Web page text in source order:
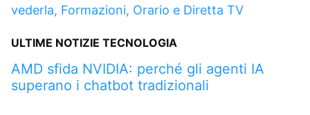
vederla, Formazioni, Orario e Diretta TV
ULTIME NOTIZIE TECNOLOGIA
AMD sfida NVIDIA: perché gli agenti IA
superano i chatbot tradizionali